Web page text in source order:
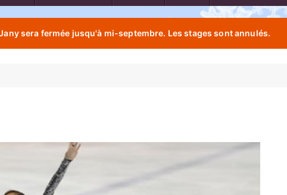
sera fermée jusqu'à mi-septembre. Les stages sont annulés.